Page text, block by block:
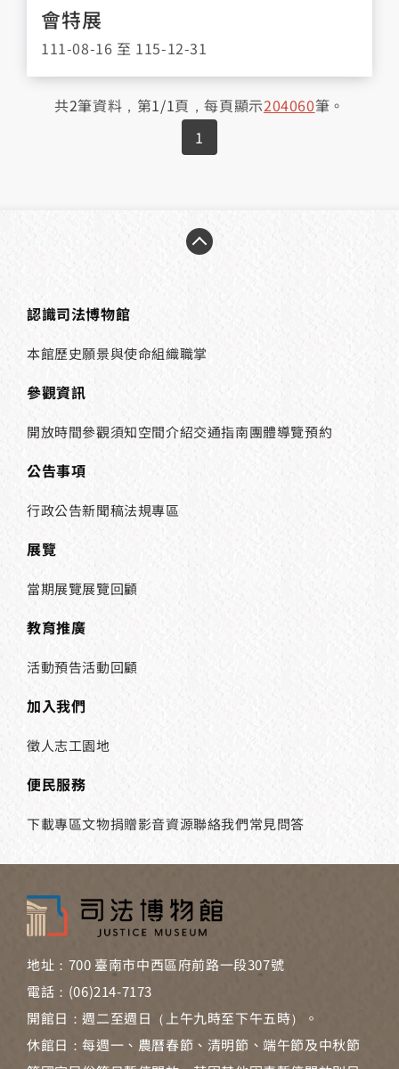
會特展
111-08-16 至 115-12-31
共2筆資料，第1/1頁，每頁顯示204060筆。
1
認識司法博物館
本館歷史願景與使命組織職掌
參觀資訊
開放時間參觀須知空間介紹交通指南團體導覽預約
公告事項
行政公告新聞稿法規專區
展覽
當期展覽展覽回顧
教育推廣
活動預告活動回顧
加入我們
徵人志工園地
便民服務
下載專區文物捐贈影音資源聯絡我們常見問答
地址：700 臺南市中西區府前路一段307號
電話：(06)214-7173
開館日：週二至週日（上午九時至下午五時）。
休館日：每週一、農曆春節、清明節、端午節及中秋節